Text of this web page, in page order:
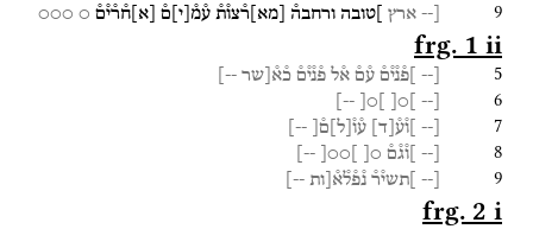
9
[-- ארץ ]טובה ורחבה֯ מא ר֯צו֯ת֯ ע֯מ֯ י ם֯ א ח֯ר֯י֯ם֯ ○
○○○
frg. 1 ii
5
[-- ]פ֯נ֯י֯ם֯ ע֯ם֯ א֯ל פ֯נ֯י֯ם֯ כ֯א֯[שר --]
6
[--
]○[
]○[
--]
7
[-- ]ו֯ע֯ ד ע֯ו֯ ל ם֯[ --]
8
[-- ]ו֯ג֯ם֯ ○[
]○○[
--]
9
[-- ]תשי֯ר֯ נ֯פ֯ל֯א֯[ות --]
frg. 2 i